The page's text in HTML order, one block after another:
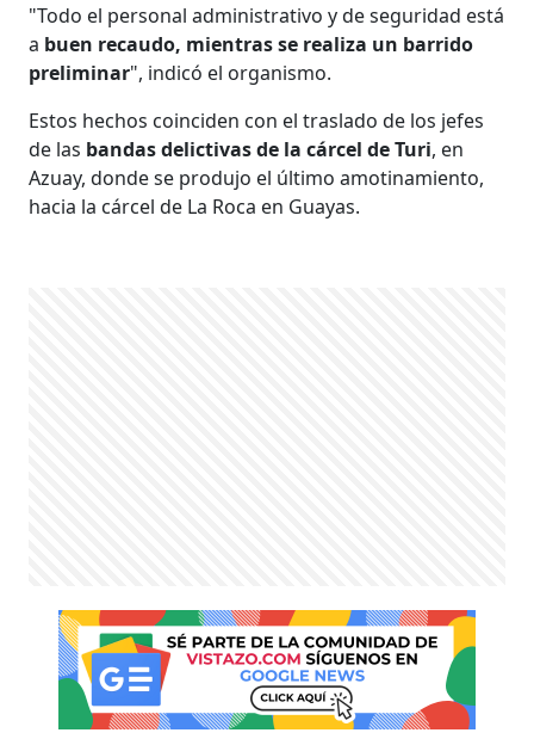
"Todo el personal administrativo y de seguridad está
a buen recaudo, mientras se realiza un barrido
preliminar", indicó el organismo.
Estos hechos coinciden con el traslado de los jefes
de las bandas delictivas de la cárcel de Turi, en
Azuay, donde se produjo el último amotinamiento,
hacia la cárcel de La Roca en Guayas.